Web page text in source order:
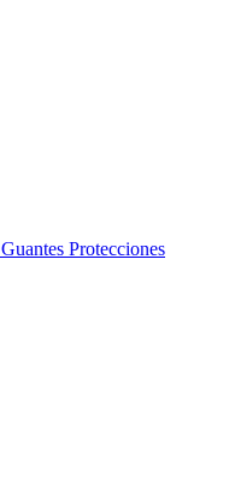
Guantes Protecciones